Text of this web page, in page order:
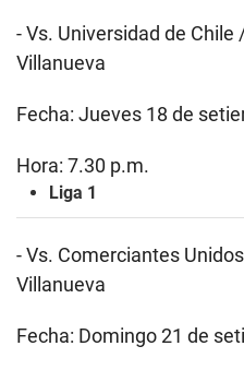
- Vs. Universidad de
Villanueva
Fecha: Jueves 18 de
Hora: 7.30 p.m.
Liga 1
- Vs. Comerciantes
Villanueva
Fecha: Domingo 21 de